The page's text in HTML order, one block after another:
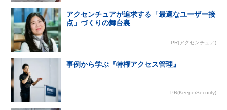
アクセンチュアが追求する「最適なユーザー接
点」づくりの舞台裏
PR(アクセンチュア)
事例から学ぶ『特権アクセス管理』
PR(KeeperSecurity)